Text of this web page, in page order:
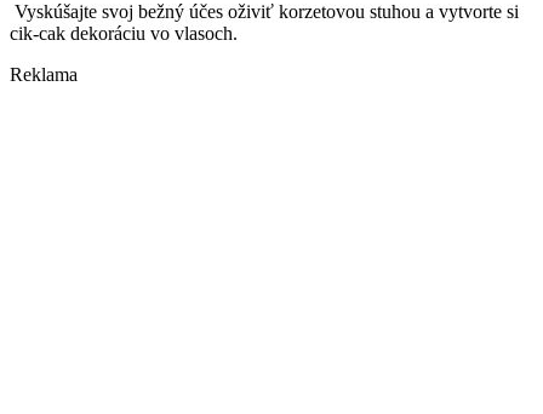
Vyskúšajte svoj bežný účes oživiť korzetovou stuhou a vytvorte si
cik-cak dekoráciu vo vlasoch.
Reklama